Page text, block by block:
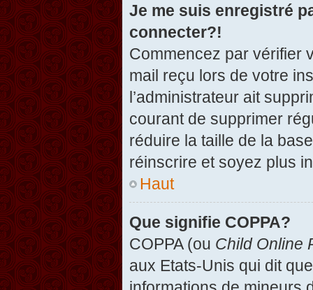
Je me suis enregistré
connecter?!
Commencez par vérifier
mail reçu lors de votre
l’administrateur ait
courant de supprimer
réduire la taille de la
réinscrire et soyez plus
Haut
Que signifie COPPA?
COPPA (ou Child Online
aux Etats-Unis qui dit